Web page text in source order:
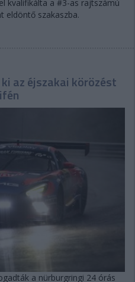
kvalifikálta a #3-as rajtszámú
eldöntő szakaszba.
az éjszakai körözést
a nürburgringi 24 órás